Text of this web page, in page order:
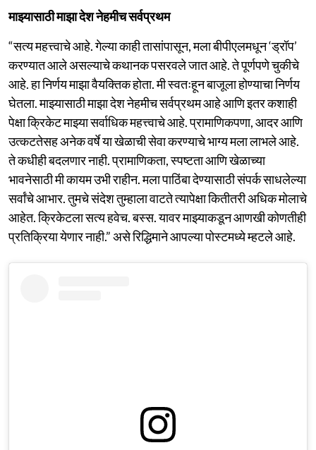
माझ्यासाठी माझा देश नेहमीच सर्वप्रथम
“सत्य महत्त्वाचे आहे. गेल्या काही तासांपासून, मला बीपीएलमधून ‘ड्रॉप’
करण्यात आले असल्याचे कथानक पसरवले जात आहे. ते पूर्णपणे चुकीचे
आहे. हा निर्णय माझा वैयक्तिक होता. मी स्वतःहून बाजूला होण्याचा निर्णय
घेतला. माझ्यासाठी माझा देश नेहमीच सर्वप्रथम आहे आणि इतर कशाही
पेक्षा क्रिकेट माझ्या सर्वाधिक महत्त्वाचे आहे. प्रामाणिकपणा, आदर आणि
उत्कटतेसह अनेक वर्षे या खेळाची सेवा करण्याचे भाग्य मला लाभले आहे.
ते कधीही बदलणार नाही. प्रामाणिकता, स्पष्टता आणि खेळाच्या
भावनेसाठी मी कायम उभी राहीन. मला पाठिंबा देण्यासाठी संपर्क साधलेल्या
सर्वांचे आभार. तुमचे संदेश तुम्हाला वाटते त्यापेक्षा कितीतरी अधिक मोलाचे
आहेत. क्रिकेटला सत्य हवेच. बस्स. यावर माझ्याकडून आणखी कोणतीही
प्रतिक्रिया येणार नाही.” असे रिद्धिमाने आपल्या पोस्टमध्ये म्हटले आहे.